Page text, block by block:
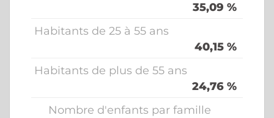
35,09 %
Habitants de 25 à 55 ans
40,15 %
Habitants de plus de 55 ans
24,76 %
Nombre d'enfants par famille